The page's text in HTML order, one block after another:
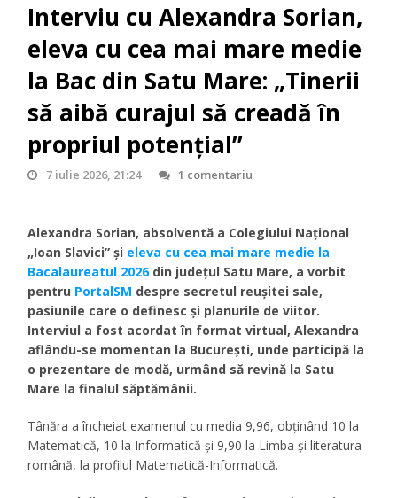
Interviu cu Alexandra Sorian,
eleva cu cea mai mare medie
la Bac din Satu Mare: „Tinerii
să aibă curajul să creadă în
propriul potențial”
7 iulie 2026, 21:24 1 comentariu
Alexandra Sorian, absolventă a Colegiului Național
„Ioan Slavici” și eleva cu cea mai mare medie la
Bacalaureatul 2026din județul Satu Mare, a vorbit
pentru PortalSM despre secretul reușitei sale,
pasiunile care o definesc și planurile de viitor.
Interviul a fost acordat în format virtual, Alexandra
aflându-se momentan la București, unde participă la
o prezentare de modă, urmând să revină la Satu
Mare la finalul săptămânii.
Tânăra a încheiat examenul cu media 9,96, obținând 10 la
Matematică, 10 la Informatică și 9,90 la Limba și literatura
română, la profilul Matematică-Informatică.